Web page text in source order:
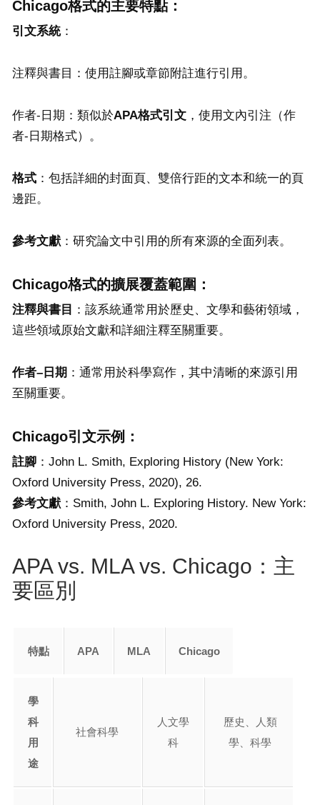
Chicago格式的主要特點：
引文系統：
注釋與書目：使用註腳或章節附註進行引用。
作者-日期：類似於APA格式引文 ，使用文內引注（作
者-日期格式）。
格式 ：包括詳細的封面頁、雙倍行距的文本和統一的頁
邊距。
參考文獻 ：研究論文中引用的所有來源的全面列表。
Chicago格式的擴展覆蓋範圍：
注釋與書目 ：該系統通常用於歷史、文學和藝術領域，
這些領域原始文獻和詳細注釋至關重要。
作者– 日期 ：通常用於科學寫作，其中清晰的來源引用
至關重要。
Chicago引文示例：
註腳 ：John L. Smith, Exploring History (New York:
Oxford University Press, 2020), 26.
參考文獻 ：Smith, John L. Exploring History. New York:
Oxford University Press, 2020.
APA vs. MLA vs. Chicago：主
要區別
特點 APA MLA Chicago
學
科
用
途
社會科學
人文學
科
歷史、人類
學、科學